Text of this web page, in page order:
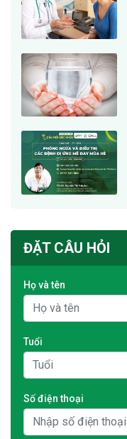
ĐẶT CÂU HỎI
Họ và tên
Tuổi
Số điện thoại